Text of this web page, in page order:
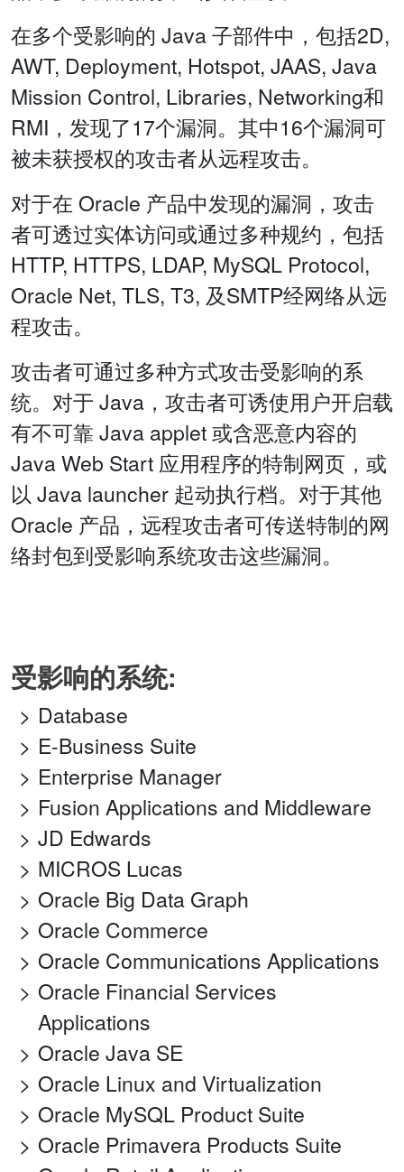
在多个受影响的 Java 子部件中，包括2D,
AWT, Deployment, Hotspot, JAAS, Java
Mission Control, Libraries, Networking和
RMI，发现了17个漏洞。其中16个漏洞可
被未获授权的攻击者从远程攻击。
对于在 Oracle 产品中发现的漏洞，攻击
者可透过实体访问或通过多种规约，包括
HTTP, HTTPS, LDAP, MySQL Protocol,
Oracle Net, TLS, T3, 及SMTP经网络从远
程攻击。
攻击者可通过多种方式攻击受影响的系
统。对于 Java，攻击者可诱使用户开启载
有不可靠 Java applet 或含恶意内容的
Java Web Start 应用程序的特制网页，或
以 Java launcher 起动执行档。对于其他
Oracle 产品，远程攻击者可传送特制的网
络封包到受影响系统攻击这些漏洞。
受影响的系统:
Database
E-Business Suite
Enterprise Manager
Fusion Applications and Middleware
JD Edwards
MICROS Lucas
Oracle Big Data Graph
Oracle Commerce
Oracle Communications Applications
Oracle Financial Services
Applications
Oracle Java SE
Oracle Linux and Virtualization
Oracle MySQL Product Suite
Oracle Primavera Products Suite